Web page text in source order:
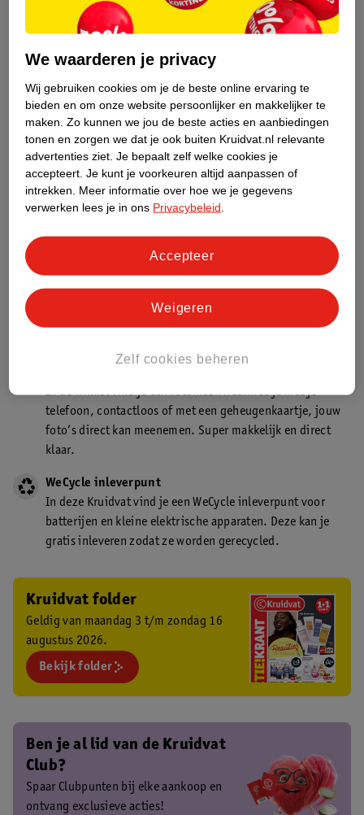
Kruidvat is een erkend specialist in
zelfzorg, ook online. Wat je
gezondheidsvraag ook is, stel hem aan
Stel je gezondheidsvraag
Ook in deze winkel
Kruidvat.nl ophaalpunt
Laat je bestelling snel en gemakkelijk bezorgen in de
Kruidvat is een gecertificeerd drogist. Dit betekent dat je
In de winkel vind je een fotokiosk waarmee je met je
telefoon, contactloos of met een geheugenkaartje, jouw
foto’s direct kan meenemen. Super makkelijk en direct
klaar.
WeCycle inleverpunt
In deze Kruidvat vind je een WeCycle inleverpunt voor
batterijen en kleine elektrische apparaten. Deze kan je
gratis inleveren zodat ze worden gerecycled.
Kruidvat folder
Geldig van maandag 3 t/m zondag 16
augustus 2026.
Bekijk folder
Ben je al lid van de Kruidvat
Club?
Spaar Clubpunten bij elke aankoop en
ontvang exclusieve acties!
We waarderen je privacy
Wij gebruiken cookies om je de beste online ervaring te
bieden en om onze website persoonlijker en makkelijker te
maken. Zo kunnen we jou de beste acties en aanbiedingen
tonen en zorgen we dat je ook buiten Kruidvat.nl relevante
advertenties ziet. Je bepaalt zelf welke cookies je
accepteert. Je kunt je voorkeuren altijd aanpassen of
intrekken.
Meer informatie over hoe we je gegevens
verwerken lees je in ons Privacybeleid
Zelf cookies beheren
Weigeren
Accepteer